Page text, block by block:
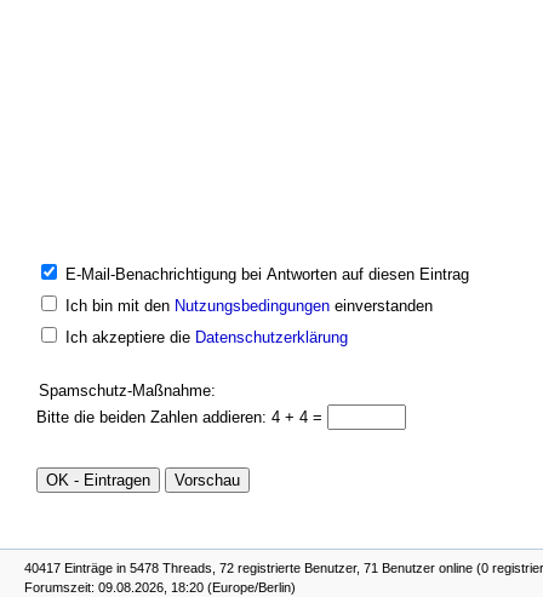
E-Mail-Benachrichtigung bei Antworten auf diesen Eintrag
Ich bin mit den Nutzungsbedingungeneinverstanden
Ich akzeptiere die Datenschutzerklärung
Spamschutz-Maßnahme:
Bitte die beiden Zahlen addieren: 4 + 4 =
40417 Einträge in 5478 Threads, 72 registrierte Benutzer, 71 Benutzer online (0
Forumszeit: 09.08.2026, 18:20 (Europe/Berlin)